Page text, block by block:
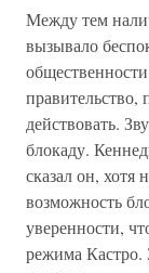
Между тем
вызывало
правительство,
действовать.
блокаду.
сказал он, хотя
возможность
уверенности,
режима Кастро.